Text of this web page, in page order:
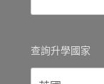
查詢升學國家